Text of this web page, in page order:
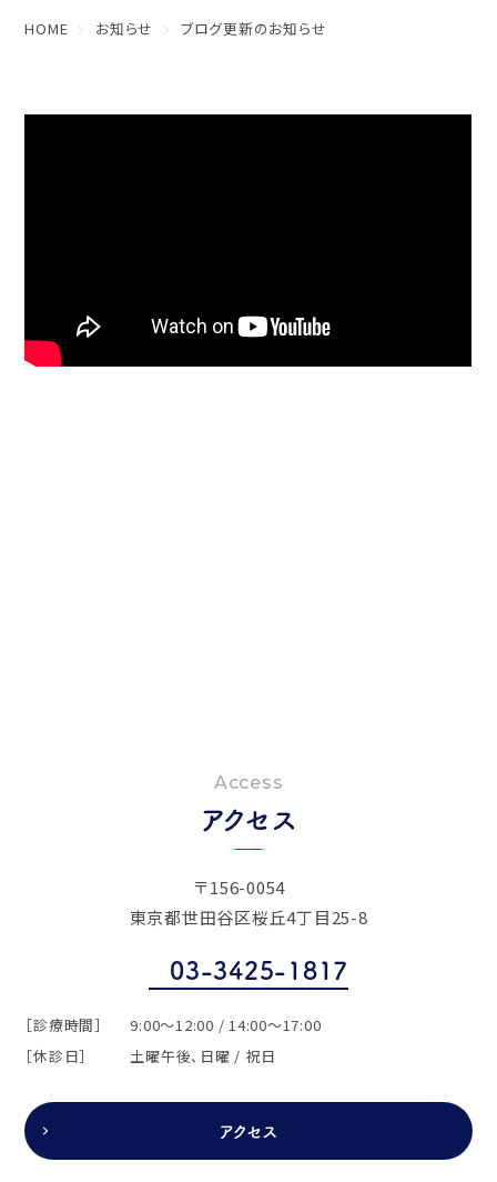
HOME お知らせ ブログ更新のお知らせ
Access
アクセス
〒156-0054
東京都世田谷区桜丘4丁目25-8
03-3425-1817
［診療時間］
9:00～12:00 / 14:00～17:00
［休診日］
土曜午後、日曜 / 祝日
アクセス